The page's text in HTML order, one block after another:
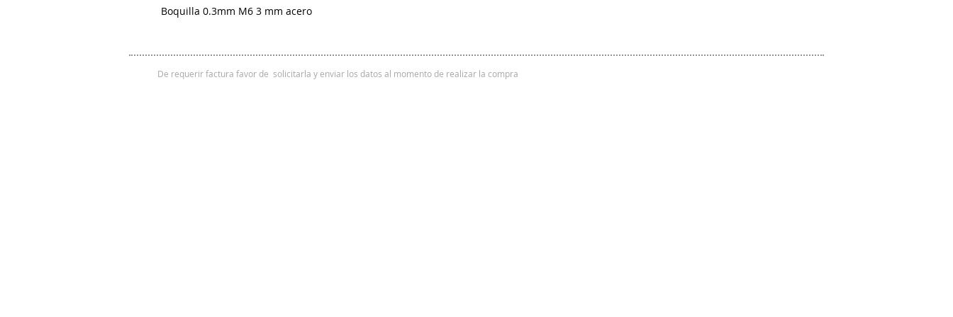
Boquilla 0.3mm M6 3 mm acero
De requerir factura favor de solicitarla y enviar los datos al momento de realizar la compra